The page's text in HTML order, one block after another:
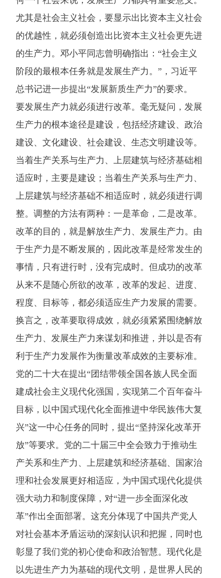
尤其是社会主义社会，要显示出比资本主义社会
的优越性，就必须创造出比资本主义社会更先进
的生产力。邓小平同志曾明确指出：“社会主义
阶段的最根本任务就是发展生产力。”，习近平
总书记进一步提出“发展新质生产力”的要求。
要发展生产力就必须进行改革。毫无疑问，发展
生产力的根本途径是建设，包括经济建设、政治
建设、文化建设、社会建设、生态文明建设等。
当着生产关系与生产力、上层建筑与经济基础相
适应时，主要是建设；当着生产关系与生产力、
上层建筑与经济基础不相适应时，就必须进行调
整。调整的方法有两种：一是革命，二是改革。
改革的目的，就是解放生产力、发展生产力。由
于生产力是不断发展的，因此改革是经常发生的
事情，只有进行时，没有完成时。但成功的改革
从来不是随心所欲的改革，改革的发起、进度、
程度、目标等，都必须适应生产力发展的需要。
换言之，改革要取得成效，就必须紧紧围绕解放
生产力、发展生产力来谋划和推进，并以是否有
利于生产力发展作为衡量改革成效的主要标准。
党的二十大在提出“团结带领全国各族人民全面
建成社会主义现代化强国，实现第二个百年奋斗
目标，以中国式现代化全面推进中华民族伟大复
兴”这一中心任务的同时，提出“坚持深化改革开
放”等要求。党的二十届三中全会致力于推动生
产关系和生产力、上层建筑和经济基础、国家治
理和社会发展更好相适应，为中国式现代化提供
强大动力和制度保障，对“进一步全面深化改
革”作出全面部署。这充分体现了中国共产党人
对社会基本矛盾运动的深刻认识和把握，同时也
彰显了我们党的初心使命和政治智慧。现代化是
以先进生产力为基础的现代文明，是世界人民的